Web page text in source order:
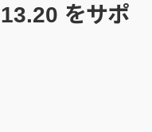
13.20 をサポ